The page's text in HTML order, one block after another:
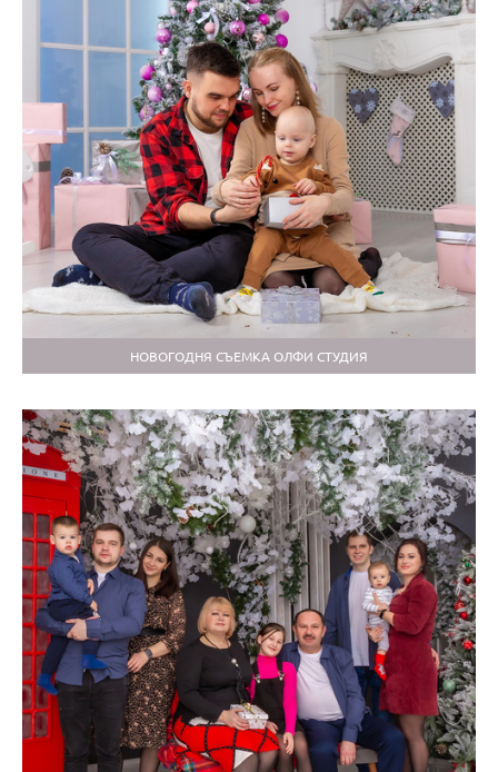
НОВОГОДНЯ СЪЕМКА ОЛФИ СТУДИЯ